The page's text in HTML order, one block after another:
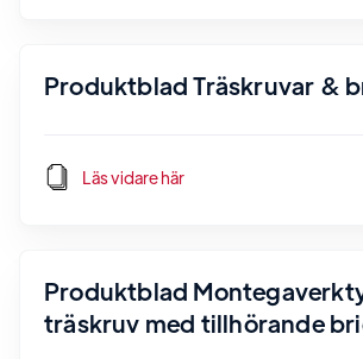
Produktblad Träskruvar &
Läs vidare här
Produktblad
träskruv med tillhörande